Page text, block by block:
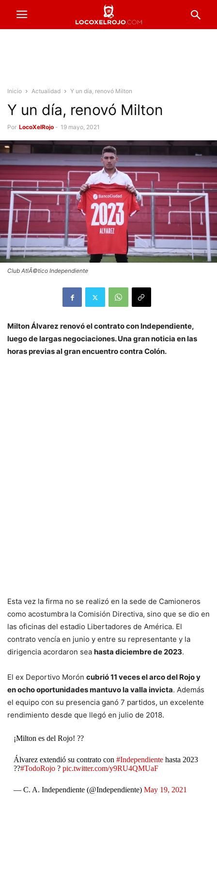
Inicio Actualidad Y un día, renovó Milton
Y un día, renovó Milton
Por LocoXelRojo - 19 mayo, 2021
Club AtlÃ©tico Independiente
Milton Álvarez renovó el contrato con Independiente,
luego de largas negociaciones. Una gran noticia en las
horas previas al gran encuentro contra Colón.
Esta vez la firma no se realizó en la sede de Camioneros
como acostumbra la Comisión Directiva, sino que se dio en
las oficinas del estadio Libertadores de América. El
contrato vencía en junio y entre su representante y la
dirigencia acordaron sea hasta diciembre de 2023.
El ex Deportivo Morón cubrió 11 veces el arco del Rojo y
en ocho oportunidades mantuvo la valla invicta. Además
el equipo con su presencia ganó 7 partidos, un excelente
rendimiento desde que llegó en julio de 2018.
¡Milton es del Rojo! ??
Álvarez extendió su contrato con #Independientehasta 2023
??#TodoRojo? pic.twitter.com/y9RU4QMUaF
— C. A. Independiente (@Independiente) May 19, 2021